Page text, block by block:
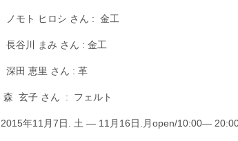
ノモト ヒロシ さん : 金工
長谷川 まみ さん : 金工
深田 恵里 さん : 革
森 玄子 さん : フェルト
2015年11月7日. 土 ― 11月16日.月open/10:00―